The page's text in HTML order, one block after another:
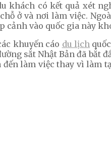
khách có kết quả xét
ở và nơi làm việc.
cảnh vào quốc gia này
khuyến cáo du lịch
sắt Nhật Bản đã bắt
làm việc thay vì làm